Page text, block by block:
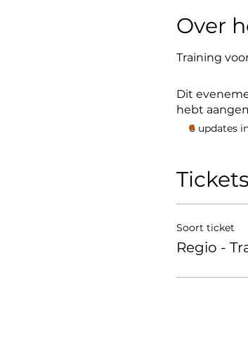
Over
Training
Dit
hebt
6 updates
Tickets
Soort ticket
Regio -